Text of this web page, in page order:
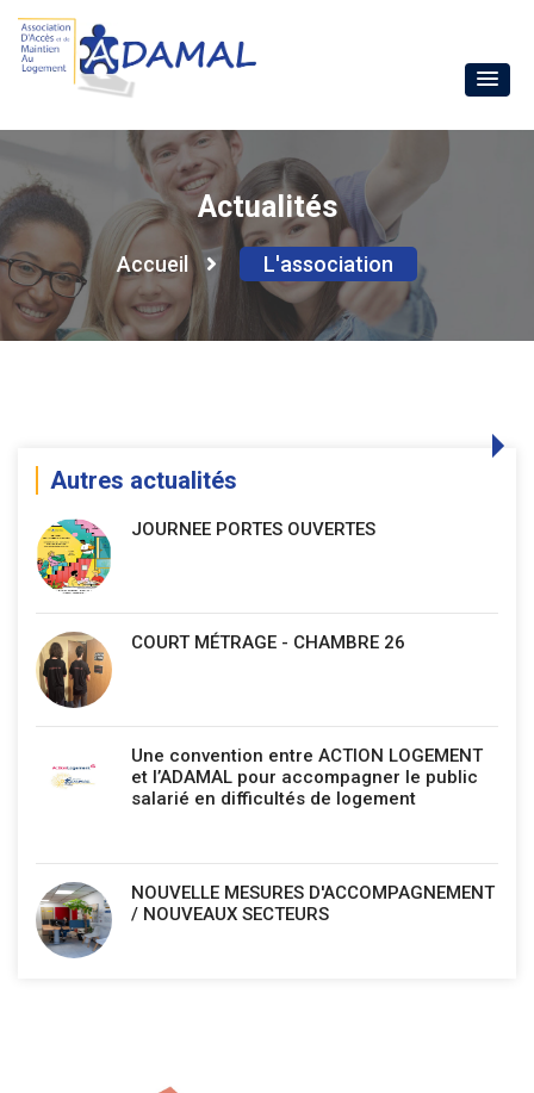
Actualités
Accueil L'association
Autres actualités
JOURNEE PORTES OUVERTES
COURT MÉTRAGE - CHAMBRE 26
Une convention entre ACTION LOGEMENT
et l’ADAMAL pour accompagner le public
salarié en difficultés de logement
NOUVELLE MESURES D'ACCOMPAGNEMENT
/ NOUVEAUX SECTEURS